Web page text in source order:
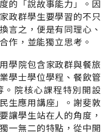
的「說故事能力」。因
政群學生要學習的不只
言之，便是有同理心、
作，並能獨立思考。
學院包含家政群與餐旅
學士學位學程、餐飲管
院核心課程特別開設
生應用講座」。謝斐敦
讓學生站在人的角度，
一無二的特點，從中開